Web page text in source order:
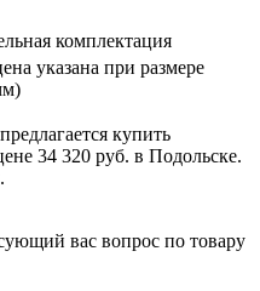
комплектация
указана при размере
купить
34 320 руб. в Подольске.
вас вопрос по товару